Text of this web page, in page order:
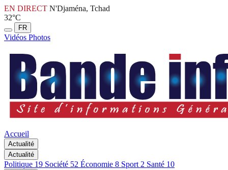
EN DIRECT N'Djaména, Tchad
32°C
FR
Vidéos Photos
Accueil
Actualité
Actualité
Politique 19 Société 52 Économie 8 Sport 2 Santé 10